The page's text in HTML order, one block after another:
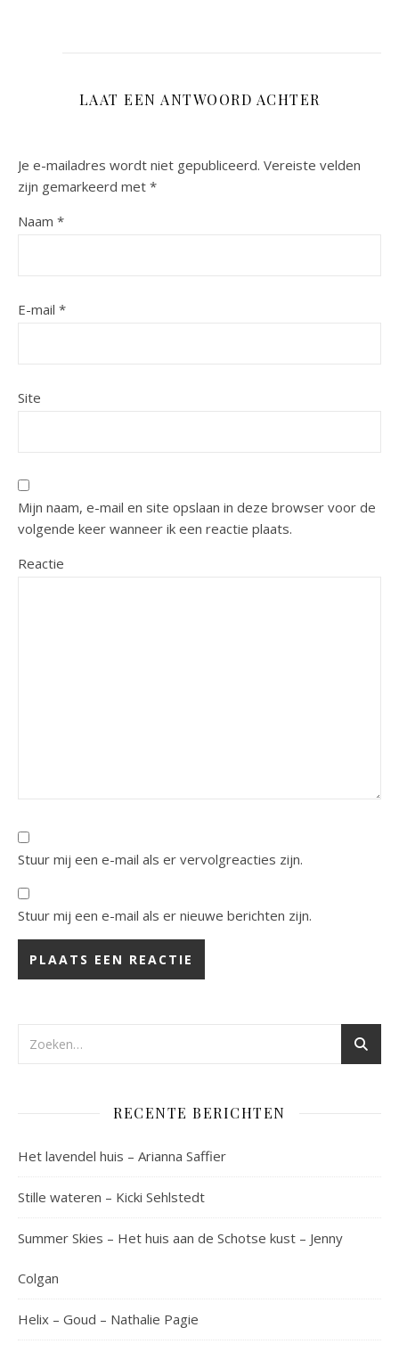
LAAT EEN ANTWOORD ACHTER
Je e-mailadres wordt niet gepubliceerd. Vereiste velden
zijn gemarkeerd met *
Naam *
E-mail *
Site
Mijn naam, e-mail en site opslaan in deze browser voor de
volgende keer wanneer ik een reactie plaats.
Reactie
Stuur mij een e-mail als er vervolgreacties zijn.
Stuur mij een e-mail als er nieuwe berichten zijn.
RECENTE BERICHTEN
Het lavendel huis – Arianna Saffier
Stille wateren – Kicki Sehlstedt
Summer Skies – Het huis aan de Schotse kust – Jenny
Colgan
Helix – Goud – Nathalie Pagie